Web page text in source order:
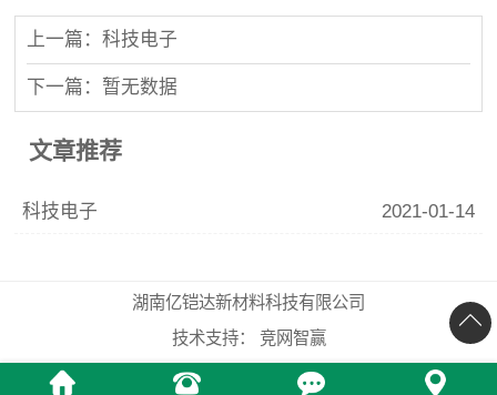
上一篇：科技电子
下一篇：暂无数据
文章推荐
科技电子 2021-01-14
湖南亿铠达新材料科技有限公司
技术支持：
竞网智赢